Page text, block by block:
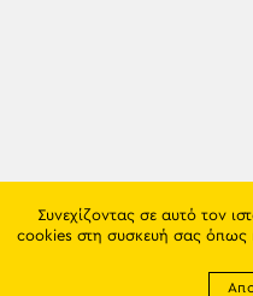
Συνεχίζοντας σε αυτό τον
cookies στη συσκευή σας όπως